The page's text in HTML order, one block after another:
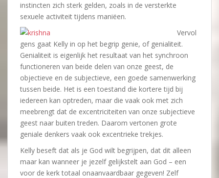
instincten zich sterk gelden, zoals in de versterkte
sexuele activiteit tijdens maniëen.
Vervol
gens gaat Kelly in op het begrip genie, of genialiteit.
Genialiteit is eigenlijk het resultaat van het synchroon
functioneren van beide delen van onze geest, de
objectieve en de subjectieve, een goede samenwerking
tussen beide. Het is een toestand die kortere tijd bij
iedereen kan optreden, maar die vaak ook met zich
meebrengt dat de excentriciteiten van onze subjectieve
geest naar buiten treden. Daarom vertonen grote
geniale denkers vaak ook excentrieke trekjes.
Kelly beseft dat als je God wilt begrijpen, dat dit alleen
maar kan wanneer je jezelf gelijkstelt aan God – een
voor de kerk totaal onaanvaardbaar gegeven! Zelf